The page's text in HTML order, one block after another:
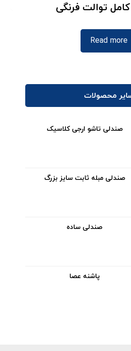
توالت فرنگی
Read more
محصولات
صندلی تاشو ارجی کلاسیک
صندلی مبله ثابت سایز بزرگ
صندلی ساده
پاشنه عصا